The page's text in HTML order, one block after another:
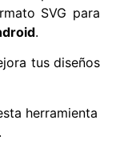
SVG para
.
tus diseños
herramienta